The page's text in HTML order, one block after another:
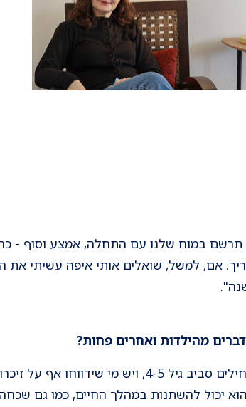
תרשם במוח שלנו עם התחלה, אמצע וסוף -
אם, למשל, שואלים אותי איפה עשיתי
מהילדות ואחרים פחות?
"הזיכרונות של בני אדם מתחילים סביב גיל 4-
יכול להשתנות במהלך החיים, כמו גם